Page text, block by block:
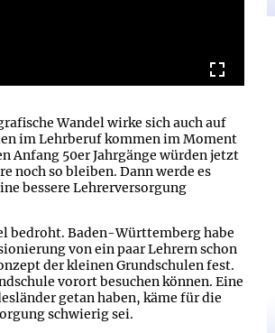
Wandel wirke sich auch auf
im Lehrberuf kommen im Moment
Anfang 50er Jahrgänge würden jetzt
noch so bleiben. Dann werde es
bessere Lehrerversorgung
bedroht. Baden-Württemberg habe
von ein paar Lehrern schon
der kleinen Grundschulen fest.
vorort besuchen können. Eine
getan haben, käme für die
schwierig sei.